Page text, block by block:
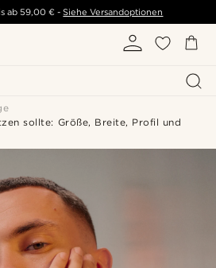
ab 59,00 € - Siehe Versandoptionen
sollte: Größe, Breite, Profil und